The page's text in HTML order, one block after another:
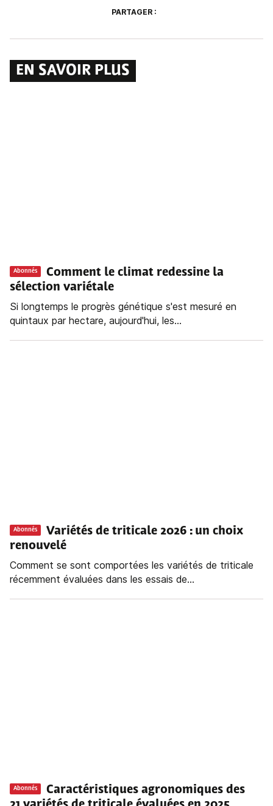
PARTAGER :
EN SAVOIR PLUS
Abonnés
Comment le climat redessine la
sélection variétale
Si longtemps le progrès génétique s'est mesuré en
quintaux par hectare, aujourd'hui, les...
Abonnés
Variétés de triticale 2026 : un choix
renouvelé
Comment se sont comportées les variétés de triticale
récemment évaluées dans les essais de...
Abonnés
Caractéristiques agronomiques des